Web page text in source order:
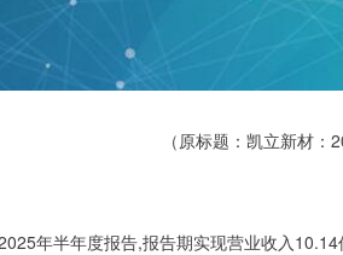
（原标题：凯立新材：
年半年度报告,报告期实现营业收入